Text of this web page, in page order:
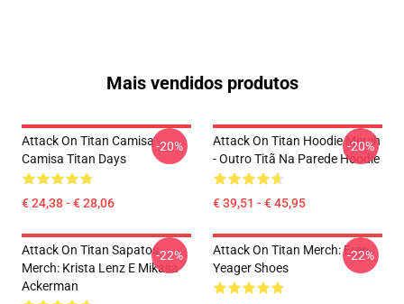
Mais vendidos produtos
Attack On Titan Camisa -
Camisa Titan Days
€ 24,38 - € 28,06
-20%
Attack On Titan Hoodie Merch
- Outro Titã Na Parede Hoodie
€ 39,51 - € 45,95
-20%
Attack On Titan Sapatos
Merch: Krista Lenz E Mikasa
Ackerman
-22%
Attack On Titan Merch: Eren
Yeager Shoes
-22%